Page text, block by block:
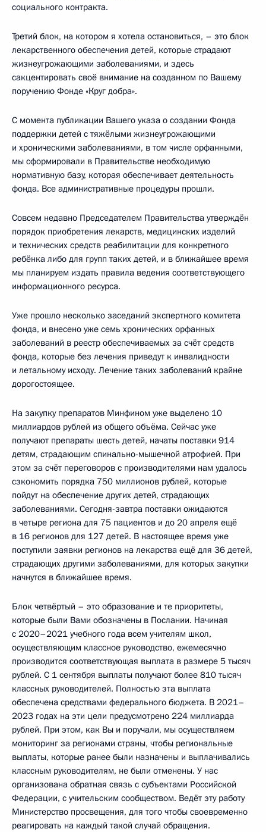
социального контракта.
Третий блок, на котором я хотела остановиться, – это блок
лекарственного обеспечения детей, которые страдают
жизнеугрожающими заболеваниями, и здесь
сакцентировать своё внимание на созданном по Вашему
поручению Фонде «Круг добра».
С момента публикации Вашего указа о создании Фонда
поддержки детей с тяжёлыми жизнеугрожающими
и хроническими заболеваниями, в том числе орфанными,
мы сформировали в Правительстве необходимую
нормативную базу, которая обеспечивает деятельность
фонда. Все административные процедуры прошли.
Совсем недавно Председателем Правительства утверждён
порядок приобретения лекарств, медицинских изделий
и технических средств реабилитации для конкретного
ребёнка либо для групп таких детей, и в ближайшее время
мы планируем издать правила ведения соответствующего
информационного ресурса.
Уже прошло несколько заседаний экспертного комитета
фонда, и внесено уже семь хронических орфанных
заболеваний в реестр обеспечиваемых за счёт средств
фонда, которые без лечения приведут к инвалидности
и летальному исходу. Лечение таких заболеваний крайне
дорогостоящее.
На закупку препаратов Минфином уже выделено 10
миллиардов рублей из общего объёма. Сейчас уже
получают препараты шесть детей, начаты поставки 914
детям, страдающим спинально-мышечной атрофией. При
этом за счёт переговоров с производителями нам удалось
сэкономить порядка 750 миллионов рублей, которые
пойдут на обеспечение других детей, страдающих
заболеваниями. Сегодня-завтра поставки ожидаются
в четыре региона для 75 пациентов и до 20 апреля ещё
в 16 регионов для 127 детей. В настоящее время уже
поступили заявки регионов на лекарства ещё для 36 детей,
страдающих другими заболеваниями, для которых закупки
начнутся в ближайшее время.
Блок четвёртый – это образование и те приоритеты,
которые были Вами обозначены в Послании. Начиная
с 2020–2021 учебного года всем учителям школ,
осуществляющим классное руководство, ежемесячно
производится соответствующая выплата в размере 5 тысяч
рублей. С 1 сентября выплаты получают более 810 тысяч
классных руководителей. Полностью эта выплата
обеспечена средствами федерального бюджета. В 2021–
2023 годах на эти цели предусмотрено 224 миллиарда
рублей. При этом, как Вы и поручали, мы осуществляем
мониторинг за регионами страны, чтобы региональные
выплаты, которые ранее были назначены и выплачивались
классным руководителям, не были отменены. У нас
организована обратная связь с субъектами Российской
Федерации, с учительским сообществом. Ведёт эту работу
Министерство просвещения, для того чтобы своевременно
реагировать на каждый такой случай обращения.